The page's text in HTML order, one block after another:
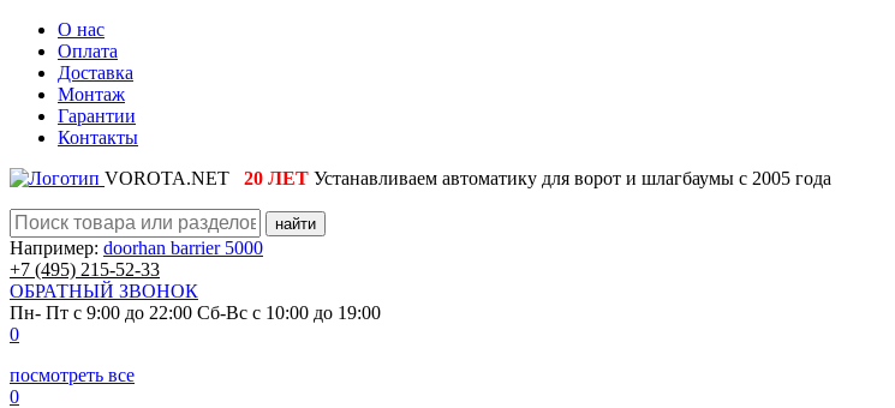
О нас
Оплата
Доставка
Монтаж
Гарантии
Контакты
VOROTA.NET
20 ЛЕТ Устанавливаем автоматику для ворот и шлагбаумы с 2005 года
найти
Например: doorhan barrier 5000
+7 (495) 215-52-33
ОБРАТНЫЙ ЗВОНОК
Пн- Пт с 9:00 до 22:00 Сб-Вс с 10:00 до 19:00
0
посмотреть все
0